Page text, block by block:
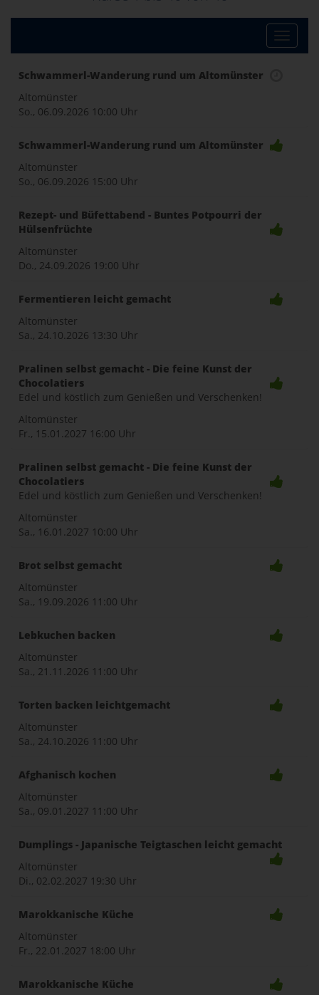
Toggle
Schwammerl-Wanderung rund um Altomünster
Altomünster
So., 06.09.2026 10:00 Uhr
Schwammerl-Wanderung rund um Altomünster
Altomünster
So., 06.09.2026 15:00 Uhr
Rezept- und Büfettabend - Buntes Potpourri der
Hülsenfrüchte
Altomünster
Do., 24.09.2026 19:00 Uhr
Fermentieren leicht gemacht
Altomünster
Sa., 24.10.2026 13:30 Uhr
Pralinen selbst gemacht - Die feine Kunst der
Chocolatiers
Edel und köstlich zum Genießen und Verschenken!
Altomünster
Fr., 15.01.2027 16:00 Uhr
Pralinen selbst gemacht - Die feine Kunst der
Chocolatiers
Edel und köstlich zum Genießen und Verschenken!
Altomünster
Sa., 16.01.2027 10:00 Uhr
Brot selbst gemacht
Altomünster
Sa., 19.09.2026 11:00 Uhr
Lebkuchen backen
Altomünster
Sa., 21.11.2026 11:00 Uhr
Torten backen leichtgemacht
Altomünster
Sa., 24.10.2026 11:00 Uhr
Afghanisch kochen
Altomünster
Sa., 09.01.2027 11:00 Uhr
Dumplings - Japanische Teigtaschen leicht gemacht
Altomünster
Di., 02.02.2027 19:30 Uhr
Marokkanische Küche
Altomünster
Fr., 22.01.2027 18:00 Uhr
Marokkanische Küche